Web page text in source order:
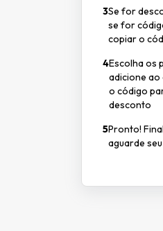
3Se for
se for
copiar o
4Escolha os
adicione
o código
desconto
5Pronto!
aguarde